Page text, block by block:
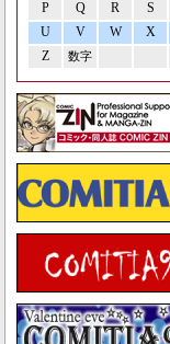
P Q R S
U
V W X
Z
数字